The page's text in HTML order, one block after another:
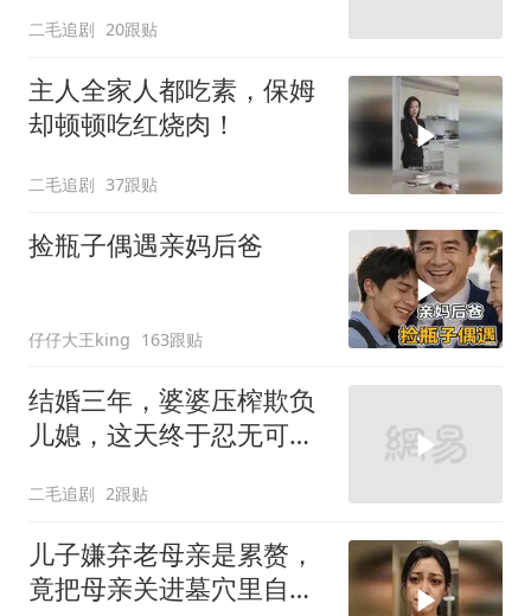
二毛追剧 20跟贴
主人全家人都吃素，保姆
却顿顿吃红烧肉！
二毛追剧 37跟贴
捡瓶子偶遇亲妈后爸
仔仔大王king 163跟贴
结婚三年，婆婆压榨欺负
儿媳，这天终于忍无可
二毛追剧 2跟贴
儿子嫌弃老母亲是累赘，
竟把母亲关进墓穴里自生